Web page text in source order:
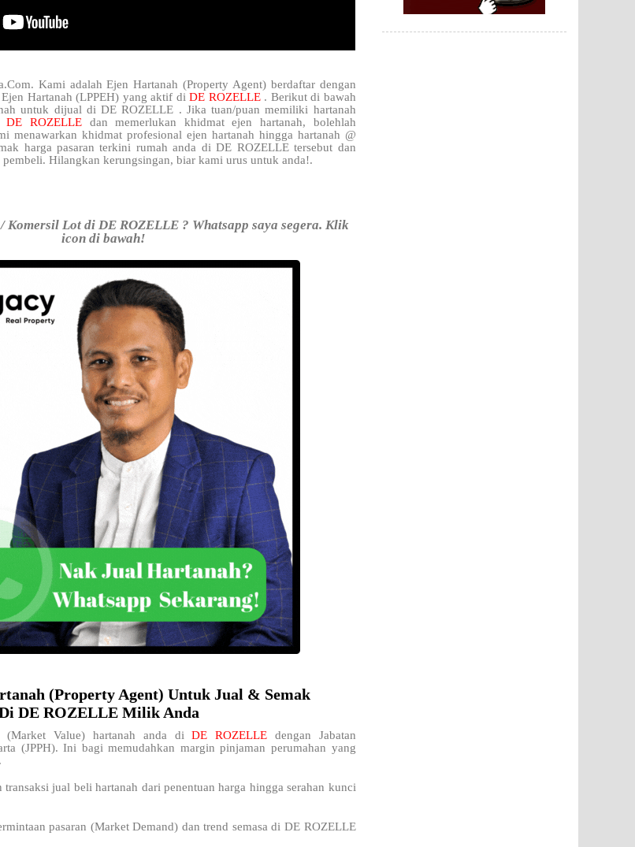
Kami adalah Ejen Hartanah (Property Agent) berdaftar dengan
Hartanah (LPPEH) yang aktif diDE ROZELLE . Berikut di bawah
untuk dijual di DE ROZELLE . Jika tuan/puan memiliki hartanah
DE ROZELLE dan memerlukan khidmat ejen hartanah, bolehlah
menawarkan khidmat profesional ejen hartanah hingga hartanah @
harga pasaran terkini rumah anda di DE ROZELLE tersebut dan
pembeli. Hilangkan kerungsingan, biar kami urus untuk anda!.
Komersil Lot di DE ROZELLE ? Whatsapp saya segera. Klik
icon di bawah!
(Property Agent) Untuk Jual & Semak
DE ROZELLE Milik Anda
(Market Value) hartanah anda diDE ROZELLE dengan Jabatan
(JPPH). Ini bagi memudahkan margin pinjaman perumahan yang
transaksi jual beli hartanah dari penentuan harga hingga serahan kunci
pasaran (Market Demand) dan trend semasa di DE ROZELLE